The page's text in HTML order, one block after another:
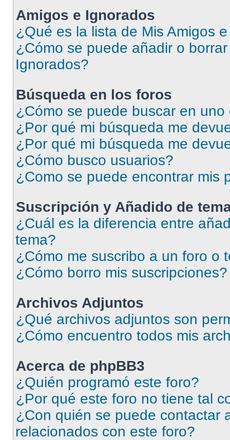
Amigos e Ignorados
¿Qué es la lista de Mis Amigos
¿Cómo se puede añadir o
Ignorados?
Búsqueda en los foros
¿Cómo se puede buscar en uno
¿Por qué mi búsqueda me
¿Por qué mi búsqueda me
¿Cómo busco usuarios?
¿Como se puede encontrar mis
Suscripción y Añadido de
¿Cuál es la diferencia entre
tema?
¿Cómo me suscribo a un foro o
¿Cómo borro mis suscripciones?
Archivos Adjuntos
¿Qué archivos adjuntos son
¿Cómo encuentro todos mis
Acerca de phpBB3
¿Quién programó este foro?
¿Por qué este foro no tiene tal
¿Con quién se puede contactar
relacionados con este foro?